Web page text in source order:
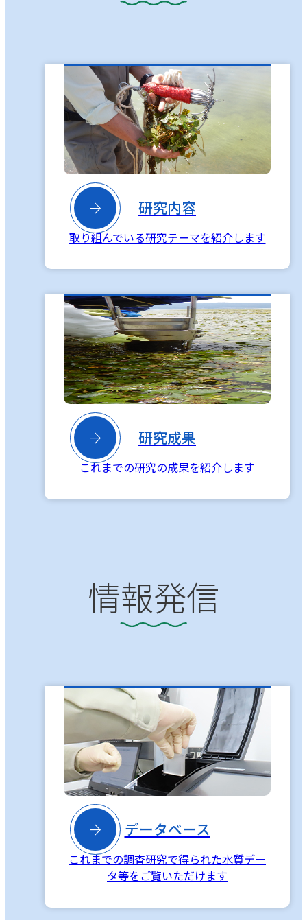
 研究内容
取り組んでいる研究テーマを紹介します
 研究成果
これまでの研究の成果を紹介します
情報発信
 データベース
これまでの調査研究で得られた水質デー
タ等をご覧いただけます